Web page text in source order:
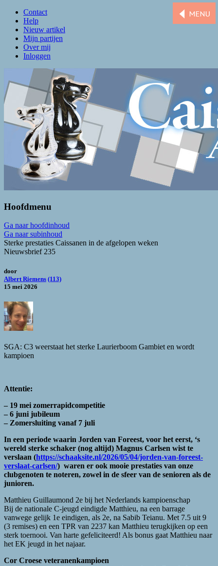
Contact
Help
Nieuw artikel
Mijn partijen
Over mij
Inloggen
Caissa Amsterdam
De levendigste schaakclub van Amsterdam
Hoofdmenu
Ga naar hoofdinhoud
Ga naar subinhoud
Sterke prestaties Caissanen in de afgelopen weken
Nieuwsbrief 235
door
Albert Riemens (113)
15 mei 2026
SGA: C3 weerstaat het sterke Laurierboom Gambiet en wordt
kampioen
Attentie:
– 19 mei zomerrapidcompetitie
– 6 juni jubileum
– Zomersluiting vanaf 7 juli
In een periode waarin Jorden van Foreest, voor het eerst, ‘s
wereld sterke schaker (nog altijd) Magnus Carlsen wist te
verslaan (https://schaaksite.nl/2026/05/04/jorden-van-foreest-
verslaat-carlsen/) waren er ook mooie prestaties van onze
clubgenoten te noteren, zowel in de sfeer van de senioren als de
junioren.
Matthieu Guillaumond 2e bij het Nederlands kampioenschap
Bij de nationale C-jeugd eindigde Matthieu, na een barrage
vanwege gelijk 1e eindigen, als 2e, na Sabib Teianu. Met 7.5 uit 9
(3 remises) en een TPR van 2237 kan Matthieu terugkijken op een
sterk toernooi. Van harte gefeliciteerd! Als bonus gaat Matthieu naar
het EK jeugd in het najaar.
Cor Croese veteranenkampioen